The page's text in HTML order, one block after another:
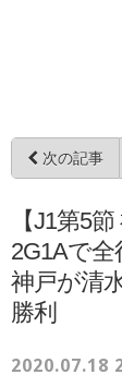
次の記事
【J1第5
2G1Aで全
神戸が清
勝利
2020.07.18